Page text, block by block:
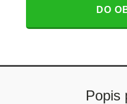
DO
Popis